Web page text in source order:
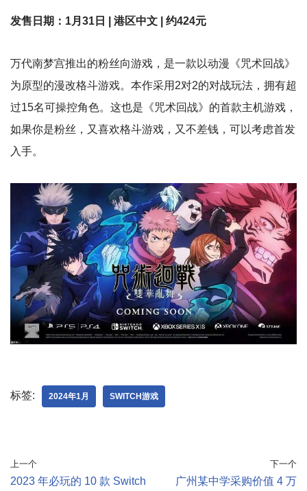
发售日期：1月31日 | 港区中文 | 约424元
万代南梦宫推出的粉丝向游戏，是一款以动漫《咒术回战》
为原型的漫改格斗游戏。本作采用2对2的对战玩法，拥有超
过15名可操控角色。这也是《咒术回战》的首款主机游戏，
如果你是粉丝，又喜欢格斗游戏，又不差钱，可以考虑首发
入手。
标签: 2024年1月 SWITCH游戏
上一个
2023 年必玩的 10 款 Switch
下一个
广州某中学采购价值 4 万